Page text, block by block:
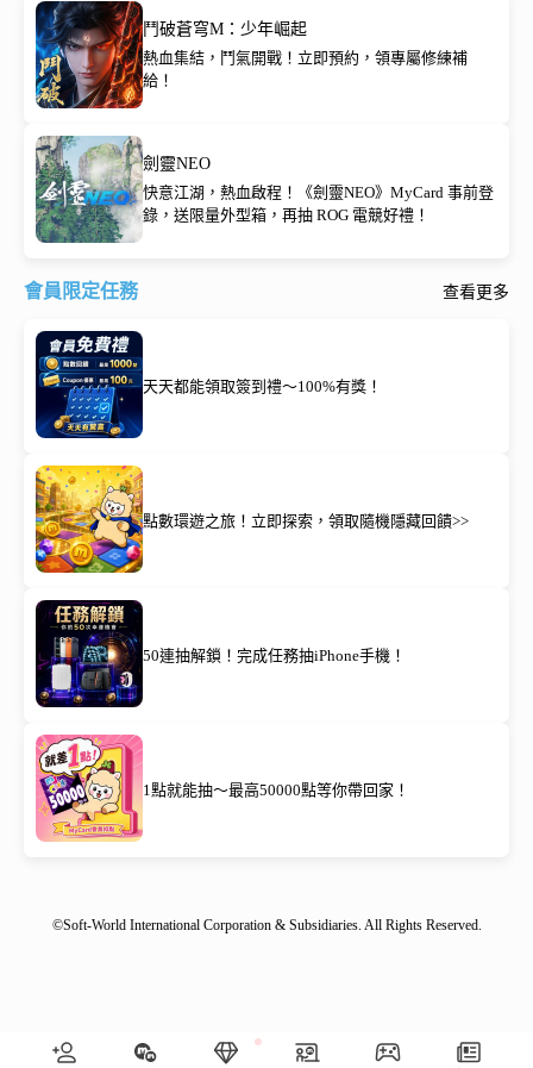
鬥破蒼穹M：少年崛起
熱血集結，鬥氣開戰！立即預約，領專屬修練補
給！
劍靈NEO
快意江湖，熱血啟程！《劍靈NEO》MyCard 事前登
錄，送限量外型箱，再抽 ROG 電競好禮！
會員限定任務 查看更多
天天都能領取簽到禮～100%有獎！
點數環遊之旅！立即探索，領取隨機隱藏回饋>>
50連抽解鎖！完成任務抽iPhone手機！
1點就能抽～最高50000點等你帶回家！
©Soft-World International Corporation & Subsidiaries. All Rights Reserved.